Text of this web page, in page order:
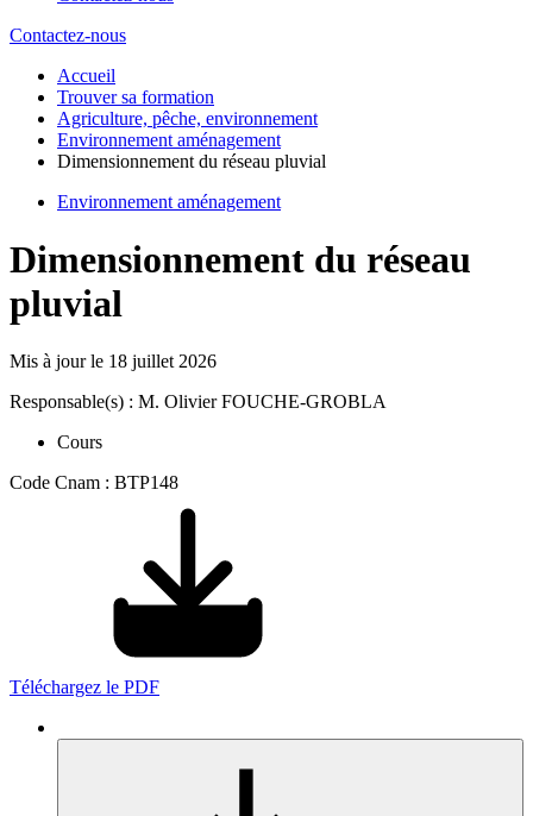
Contactez-nous
Accueil
Trouver sa formation
Agriculture, pêche, environnement
Environnement aménagement
Dimensionnement du réseau pluvial
Environnement aménagement
Dimensionnement du réseau
pluvial
Mis à jour le 18 juillet 2026
Responsable(s) : M. Olivier FOUCHE-GROBLA
Cours
Code Cnam : BTP148
Téléchargez le PDF